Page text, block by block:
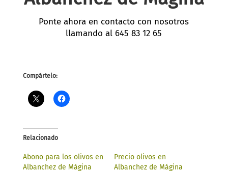
Ponte ahora en contacto con nosotros
llamando al 645 83 12 65
Compártelo:
Relacionado
Abono para los olivos en
Albanchez de Mágina​
Precio olivos en
Albanchez de Mágina​